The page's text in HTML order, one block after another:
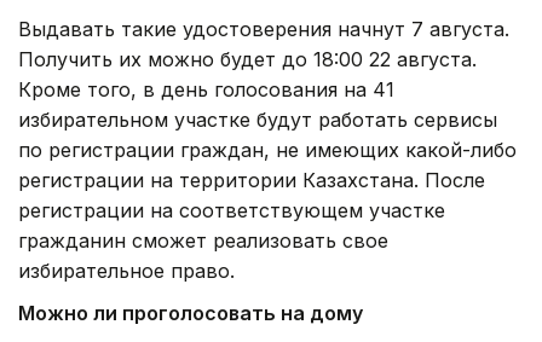
Выдавать такие удостоверения начнут 7 августа.
Получить их можно будет до 18:00 22 августа.
Кроме того, в день голосования на 41
избирательном участке будут работать сервисы
по регистрации граждан, не имеющих какой-либо
регистрации на территории Казахстана. После
регистрации на соответствующем участке
гражданин сможет реализовать свое
избирательное право.
Можно ли проголосовать на дому